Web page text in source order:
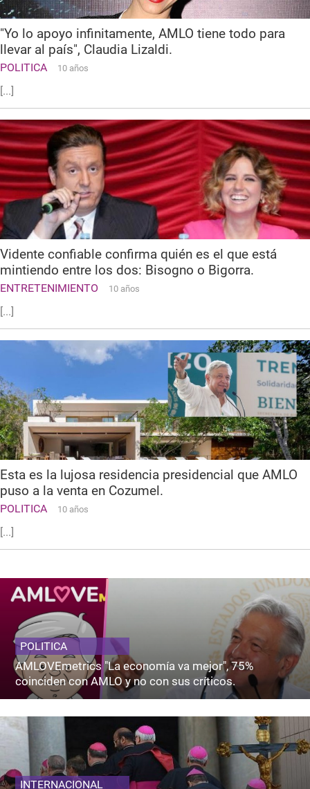
"Yo lo apoyo infinitamente, AMLO tiene todo para
llevar al país", Claudia Lizaldi.
POLITICA 10 años
[...]
Vidente confiable confirma quién es el que está
mintiendo entre los dos: Bisogno o Bigorra.
ENTRETENIMIENTO 10 años
[...]
Esta es la lujosa residencia presidencial que AMLO
puso a la venta en Cozumel.
POLITICA 10 años
[...]
POLITICA
AMLOVEmetrics "La economía va mejor", 75%
coinciden con AMLO y no con sus críticos.
INTERNACIONAL